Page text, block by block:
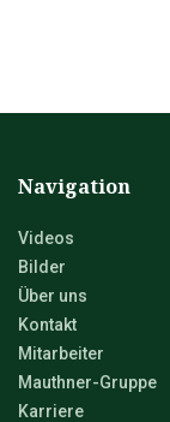
Navigation
Videos
Bilder
Über uns
Kontakt
Mitarbeiter
Mauthner-Gruppe
Karriere